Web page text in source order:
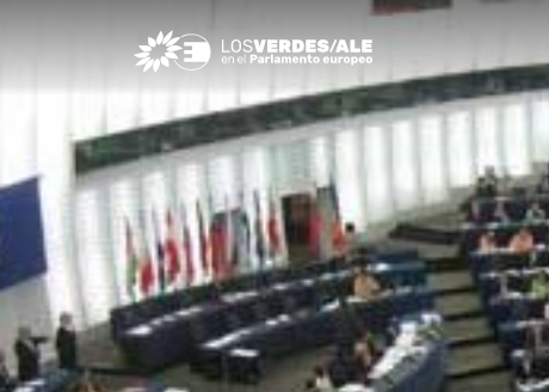
Greens/EFA Home